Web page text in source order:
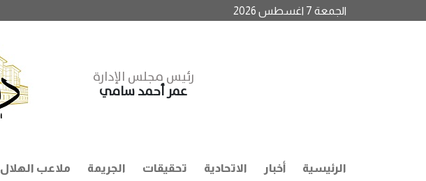
الجمعة 7 اغسطس 2026
رئيس مجلس الإدارة
عمر أحمد سامي
الرئيسية أخبار الاتحادية تحقيقات الجريمة ملاعب الهلال